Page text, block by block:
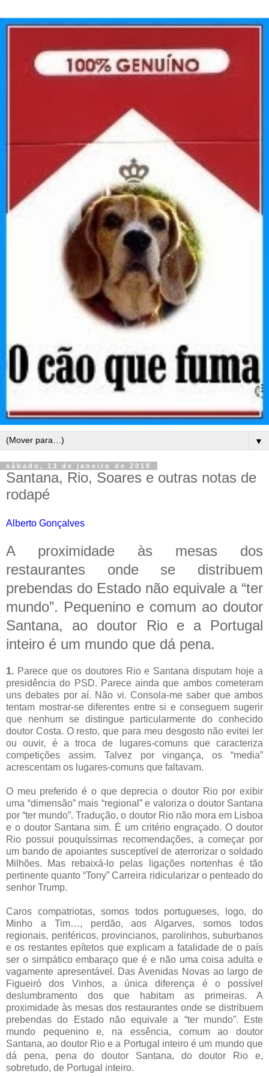
▼
sábado, 13 de janeiro de 2018
Santana, Rio, Soares e outras notas de
rodapé
Alberto Gonçalves
A proximidade às mesas dos
restaurantes onde se distribuem
prebendas do Estado não equivale a “ter
mundo”. Pequenino e comum ao doutor
Santana, ao doutor Rio e a Portugal
inteiro é um mundo que dá pena.
1. Parece que os doutores Rio e Santana disputam hoje a
presidência do PSD. Parece ainda que ambos cometeram
uns debates por aí. Não vi. Consola-me saber que ambos
tentam mostrar-se diferentes entre si e conseguem sugerir
que nenhum se distingue particularmente do conhecido
doutor Costa. O resto, que para meu desgosto não evitei ler
ou ouvir, é a troca de lugares-comuns que caracteriza
competições assim. Talvez por vingança, os “media”
acrescentam os lugares-comuns que faltavam.
O meu preferido é o que deprecia o doutor Rio por exibir
uma “dimensão” mais “regional” e valoriza o doutor Santana
por “ter mundo”. Tradução, o doutor Rio não mora em Lisboa
e o doutor Santana sim. É um critério engraçado. O doutor
Rio possui pouquíssimas recomendações, a começar por
um bando de apoiantes susceptível de aterrorizar o soldado
Milhões. Mas rebaixá-lo pelas ligações nortenhas é tão
pertinente quanto “Tony” Carreira ridicularizar o penteado do
senhor Trump.
Caros compatriotas, somos todos portugueses, logo, do
Minho a Tim…, perdão, aos Algarves, somos todos
regionais, periféricos, provincianos, parolinhos, suburbanos
e os restantes epítetos que explicam a fatalidade de o país
ser o simpático embaraço que é e não uma coisa adulta e
vagamente apresentável. Das Avenidas Novas ao largo de
Figueiró dos Vinhos, a única diferença é o possível
deslumbramento dos que habitam as primeiras. A
proximidade às mesas dos restaurantes onde se distribuem
prebendas do Estado não equivale a “ter mundo”. Este
mundo pequenino e, na essência, comum ao doutor
Santana, ao doutor Rio e a Portugal inteiro é um mundo que
dá pena, pena do doutor Santana, do doutor Rio e,
sobretudo, de Portugal inteiro.